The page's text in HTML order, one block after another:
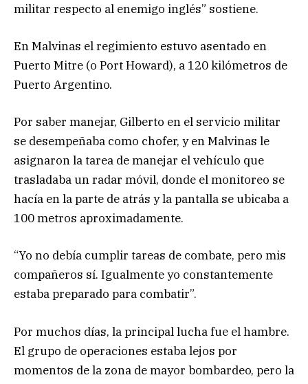
militar respecto al enemigo inglés” sostiene.
En Malvinas el regimiento estuvo asentado en
Puerto Mitre (o Port Howard), a 120 kilómetros de
Puerto Argentino.
Por saber manejar, Gilberto en el servicio militar
se desempeñaba como chofer, y en Malvinas le
asignaron la tarea de manejar el vehículo que
trasladaba un radar móvil, donde el monitoreo se
hacía en la parte de atrás y la pantalla se ubicaba a
100 metros aproximadamente.
“Yo no debía cumplir tareas de combate, pero mis
compañeros sí. Igualmente yo constantemente
estaba preparado para combatir”.
Por muchos días, la principal lucha fue el hambre.
El grupo de operaciones estaba lejos por
momentos de la zona de mayor bombardeo, pero la